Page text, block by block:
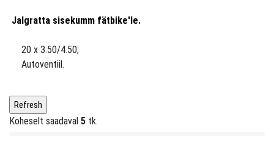
Jalgratta sisekumm fätbike'le.
20 x 3.50/4.50;
Autoventiil.
Koheselt saadaval 5 tk.